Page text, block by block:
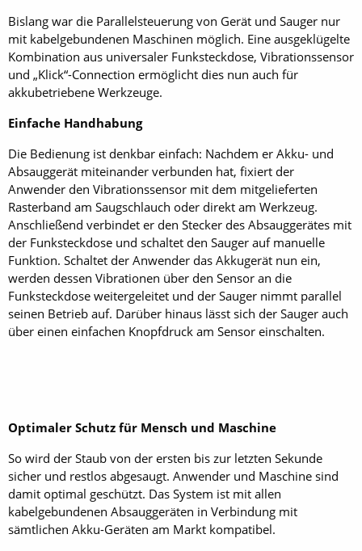
Bislang war die Parallelsteuerung von Gerät und Sauger nur
mit kabelgebundenen Maschinen möglich. Eine ausgeklügelte
Kombination aus universaler Funksteckdose, Vibrationssensor
und „Klick“-Connection ermöglicht dies nun auch für
akkubetriebene Werkzeuge.
Einfache Handhabung
Die Bedienung ist denkbar einfach: Nachdem er Akku- und
Absauggerät miteinander verbunden hat, fixiert der
Anwender den Vibrationssensor mit dem mitgelieferten
Rasterband am Saugschlauch oder direkt am Werkzeug.
Anschließend verbindet er den Stecker des Absauggerätes mit
der Funksteckdose und schaltet den Sauger auf manuelle
Funktion. Schaltet der Anwender das Akkugerät nun ein,
werden dessen Vibrationen über den Sensor an die
Funksteckdose weitergeleitet und der Sauger nimmt parallel
seinen Betrieb auf. Darüber hinaus lässt sich der Sauger auch
über einen einfachen Knopfdruck am Sensor einschalten.
Optimaler Schutz für Mensch und Maschine
So wird der Staub von der ersten bis zur letzten Sekunde
sicher und restlos abgesaugt. Anwender und Maschine sind
damit optimal geschützt. Das System ist mit allen
kabelgebundenen Absauggeräten in Verbindung mit
sämtlichen Akku-Geräten am Markt kompatibel.